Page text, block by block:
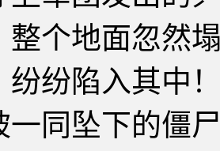
地面忽然塌
纷纷陷入其中
一同坠下的僵